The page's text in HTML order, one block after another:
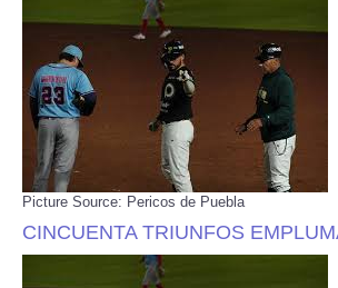
Picture Source: Pericos de Puebla
CINCUENTA TRIUNFOS